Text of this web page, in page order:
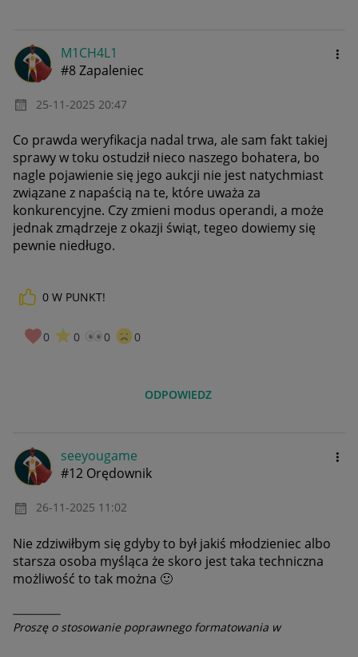
M1CH4L1
#8 Zapaleniec
‎25-11-2025 20:47
Co prawda weryfikacja nadal trwa, ale sam fakt takiej
sprawy w toku ostudził nieco naszego bohatera, bo
nagle pojawienie się jego aukcji nie jest natychmiast
związane z napaścią na te, które uważa za
konkurencyjne. Czy zmieni modus operandi, a może
jednak zmądrzeje z okazji świąt, tegeo dowiemy się
pewnie niedługo.
0 W PUNKT!
0 0 0 0
ODPOWIEDZ
seeyougame
#12 Orędownik
‎26-11-2025 11:02
Nie zdziwiłbym się gdyby to był jakiś młodzieniec albo
starsza osoba myśląca że skoro jest taka techniczna
możliwość to tak można 🙂
Proszę o stosowanie poprawnego formatowania w